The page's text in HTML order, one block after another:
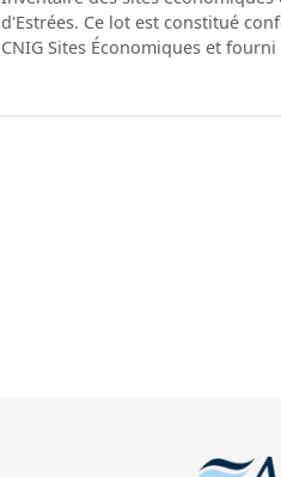
d'Estrées. Ce lot est constitué
CNIG Sites Économiques et